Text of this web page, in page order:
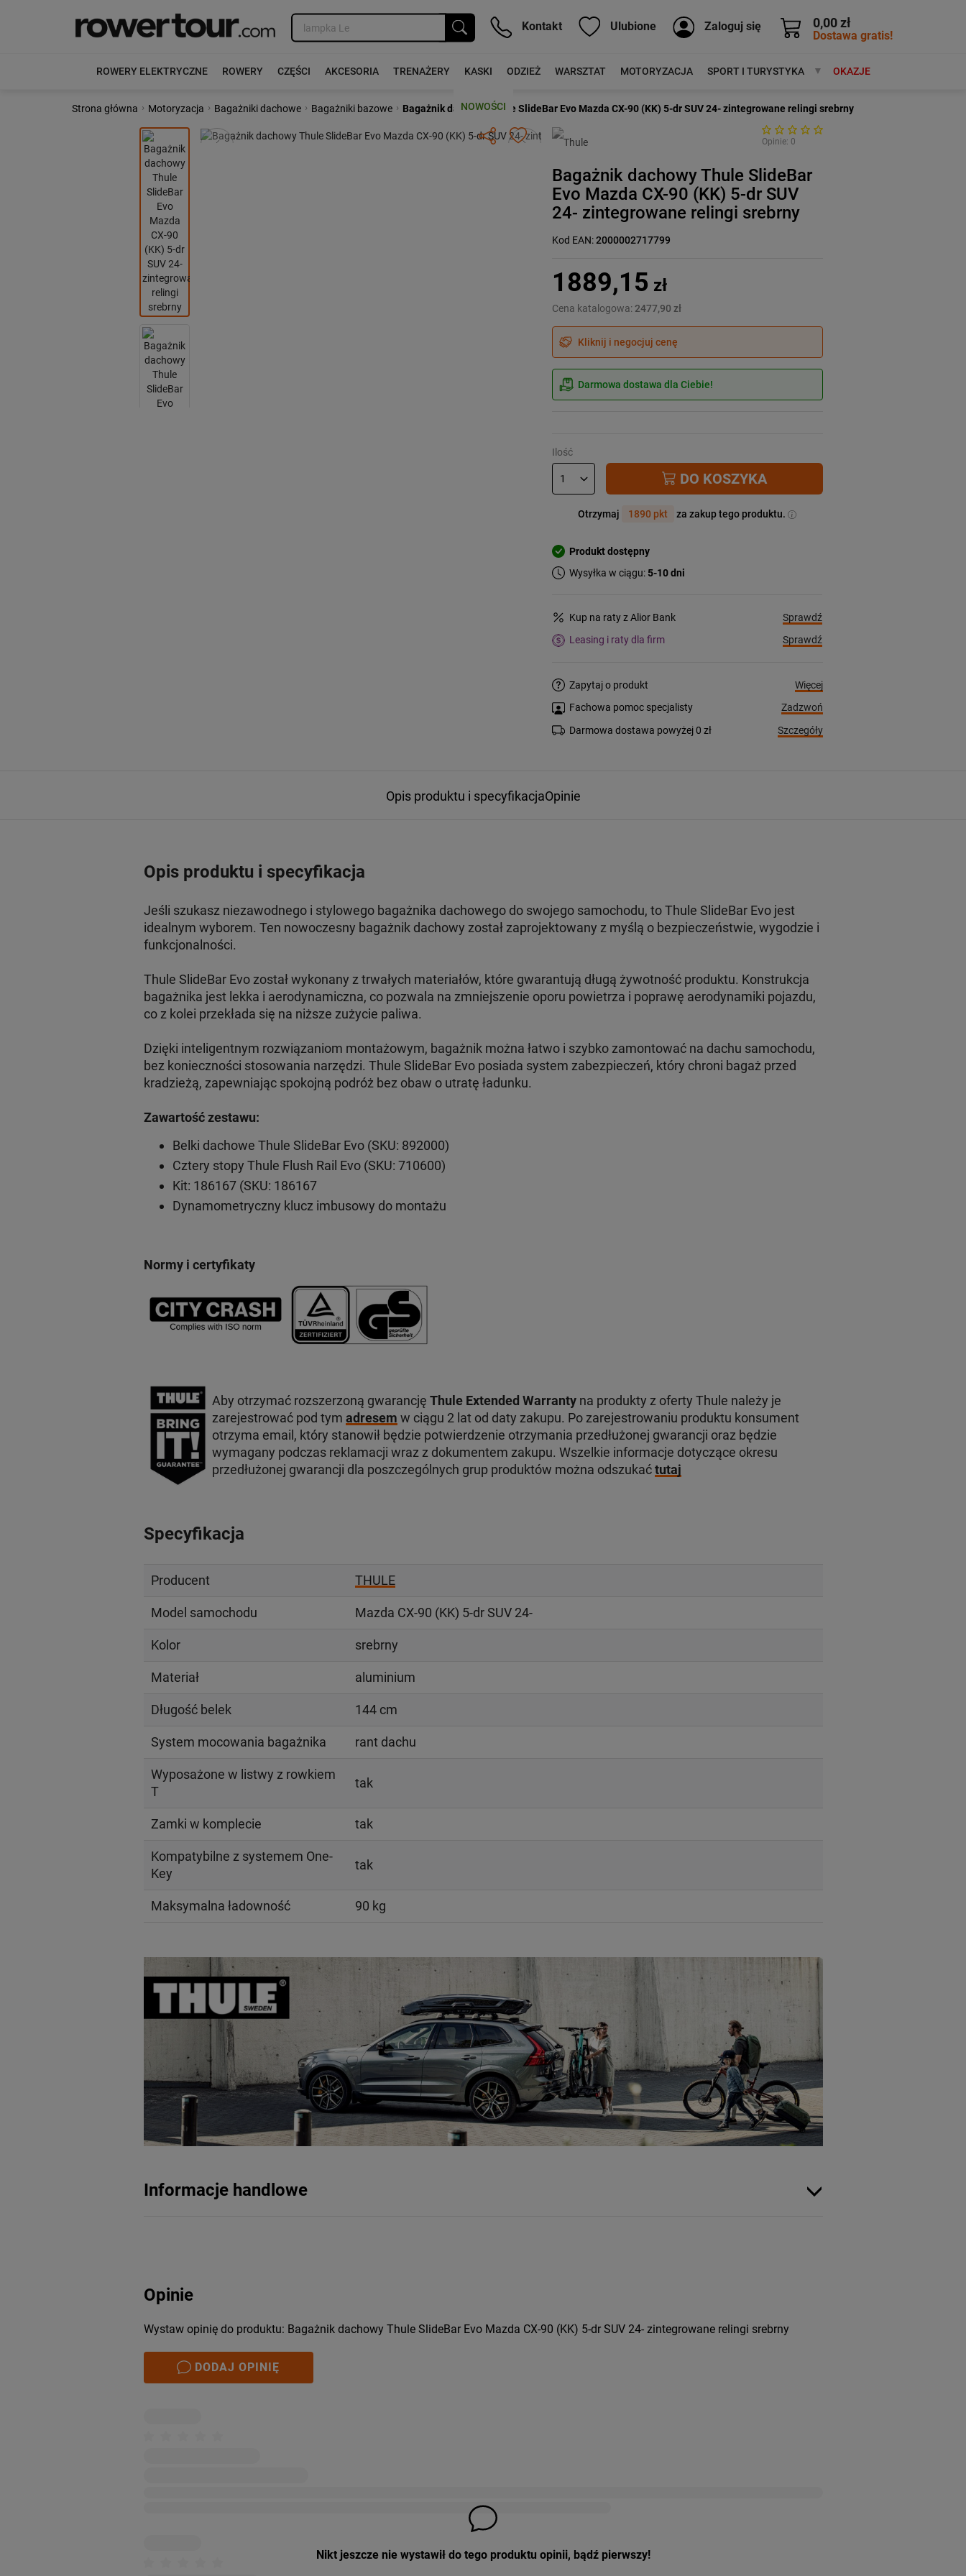
0,00 zł
Dostawa gratis!
Kontakt Ulubione Zaloguj się
ROWERY ELEKTRYCZNE ROWERY CZĘŚCI AKCESORIA TRENAŻERY KASKI ODZIEŻ WARSZTAT MOTORYZACJA SPORT I TURYSTYKA MARKIOKAZJE
NOWOŚCI
Strona główna › Motoryzacja › Bagażniki dachowe › Bagażniki bazowe › Bagażnik dachowy Thule SlideBar Evo Mazda CX-90 (KK) 5-dr SUV 24- zintegrowane relingi srebrny
Poprzedni Następny Opinie: 0
Bagażnik dachowy Thule SlideBar
Evo Mazda CX-90 (KK) 5-dr SUV
24- zintegrowane relingi srebrny
Kod EAN:2000002717799
1889,15 zł
Cena katalogowa:2477,90 zł
Kliknij i negocjuj cenę
Darmowa dostawa dla Ciebie!
Ilość
DO KOSZYKA
Otrzymaj 1890 pkt za zakup tego produktu.
Produkt dostępny
Wysyłka w ciągu:5-10 dni
Kup na raty z Alior Bank
Sprawdź
Leasing i raty dla firm
Sprawdź
Zapytaj o produkt
Więcej
Fachowa pomoc specjalisty
Zadzwoń
Darmowa dostawa powyżej 0 zł
Szczegóły
Opis produktu i specyfikacjaOpinie
Opis produktu i specyfikacja
Jeśli szukasz niezawodnego i stylowego bagażnika dachowego do swojego samochodu, to Thule SlideBar Evo jest
idealnym wyborem. Ten nowoczesny bagażnik dachowy został zaprojektowany z myślą o bezpieczeństwie, wygodzie i
funkcjonalności.
Thule SlideBar Evo został wykonany z trwałych materiałów, które gwarantują długą żywotność produktu. Konstrukcja
bagażnika jest lekka i aerodynamiczna, co pozwala na zmniejszenie oporu powietrza i poprawę aerodynamiki pojazdu,
co z kolei przekłada się na niższe zużycie paliwa.
Dzięki inteligentnym rozwiązaniom montażowym, bagażnik można łatwo i szybko zamontować na dachu samochodu,
bez konieczności stosowania narzędzi. Thule SlideBar Evo posiada system zabezpieczeń, który chroni bagaż przed
kradzieżą, zapewniając spokojną podróż bez obaw o utratę ładunku.
Zawartość zestawu:
Belki dachowe Thule SlideBar Evo (SKU: 892000)
Cztery stopy Thule Flush Rail Evo (SKU: 710600)
Kit: 186167 (SKU: 186167
Dynamometryczny klucz imbusowy do montażu
Normy i certyfikaty
Aby otrzymać rozszerzoną gwarancję Thule Extended Warrantyna produkty z oferty Thule należy je
zarejestrować pod tym adresem w ciągu 2 lat od daty zakupu. Po zarejestrowaniu produktu konsument
otrzyma email, który stanowił będzie potwierdzenie otrzymania przedłużonej gwarancji oraz będzie
wymagany podczas reklamacji wraz z dokumentem zakupu. Wszelkie informacje dotyczące okresu
przedłużonej gwarancji dla poszczególnych grup produktów można odszukaćtutaj
Specyfikacja
Producent THULE
Model samochodu Mazda CX-90 (KK) 5-dr SUV 24-
Kolor srebrny
Materiał aluminium
Długość belek 144 cm
System mocowania bagażnika rant dachu
Wyposażone w listwy z rowkiem
T
tak
Zamki w komplecie tak
Kompatybilne z systemem One-
Key
tak
Maksymalna ładowność 90 kg
Informacje handlowe
Opinie
Wystaw opinię do produktu: Bagażnik dachowy Thule SlideBar Evo Mazda CX-90 (KK) 5-dr SUV 24- zintegrowane relingi srebrny
DODAJ OPINIĘ
Nikt jeszcze nie wystawił do tego produktu opinii, bądź pierwszy!